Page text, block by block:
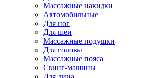
Массажные накидки
Автомобильные
Для ног
Для шеи
Массажные подушки
Для головы
Массажные пояса
Свинг-машины
Для лица